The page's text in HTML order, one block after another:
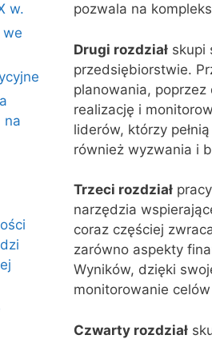
pozwala na
Drugi rozdziałskupi
przedsiębiorstwie.
planowania,
realizację i
liderów, którzy
również wyzwania i
Trzeci rozdziałpracy
narzędzia
coraz częściej
zarówno aspekty
Wyników, dzięki
monitorowanie
Czwarty rozdział
w.
we
na